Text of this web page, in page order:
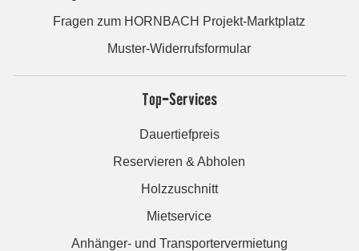
Fragen zum HORNBACH Projekt-Marktplatz
Muster-Widerrufsformular
Top-Services
Dauertiefpreis
Reservieren & Abholen
Holzzuschnitt
Mietservice
Anhänger- und Transportervermietung